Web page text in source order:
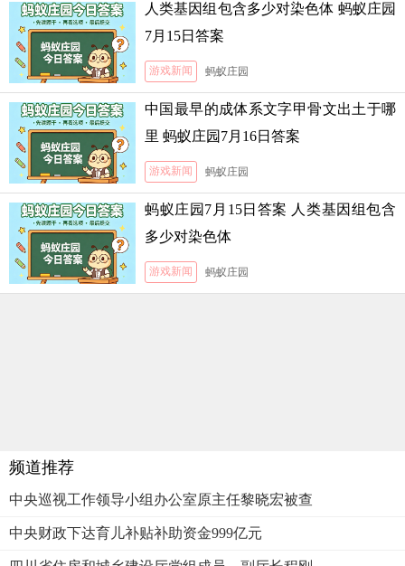
人类基因组包含多少对染色体 蚂蚁庄园
7月15日答案
游戏新闻 蚂蚁庄园
中国最早的成体系文字甲骨文出土于哪
里 蚂蚁庄园7月16日答案
游戏新闻 蚂蚁庄园
蚂蚁庄园7月15日答案 人类基因组包含
多少对染色体
游戏新闻 蚂蚁庄园
频道推荐
中央巡视工作领导小组办公室原主任黎晓宏被查
中央财政下达育儿补贴补助资金999亿元